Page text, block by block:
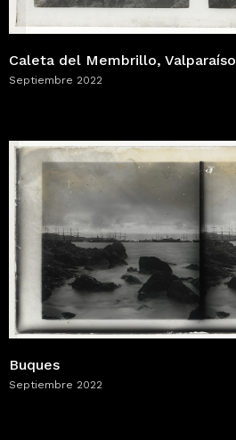
Caleta del Membrillo, Valparaíso
Septiembre 2022
Buques
Septiembre 2022